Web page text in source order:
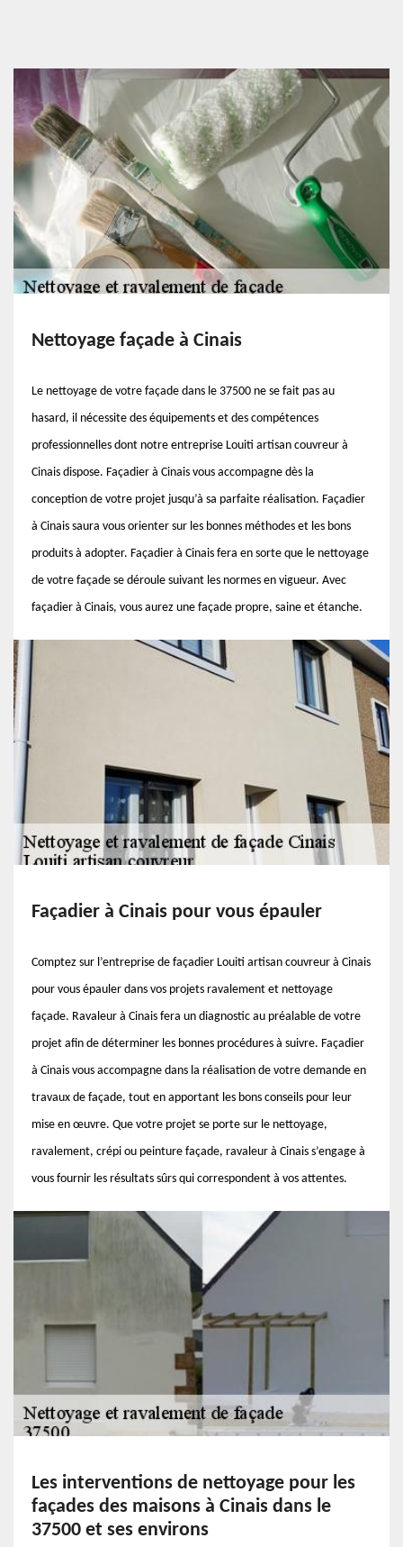
Nettoyage façade à Cinais
Le nettoyage de votre façade dans le 37500 ne se fait pas au
hasard, il nécessite des équipements et des compétences
professionnelles dont notre entreprise Louiti artisan couvreur à
Cinais dispose. Façadier à Cinais vous accompagne dès la
conception de votre projet jusqu’à sa parfaite réalisation. Façadier
à Cinais saura vous orienter sur les bonnes méthodes et les bons
produits à adopter. Façadier à Cinais fera en sorte que le nettoyage
de votre façade se déroule suivant les normes en vigueur. Avec
façadier à Cinais, vous aurez une façade propre, saine et étanche.
Façadier à Cinais pour vous épauler
Comptez sur l’entreprise de façadier Louiti artisan couvreur à Cinais
pour vous épauler dans vos projets ravalement et nettoyage
façade. Ravaleur à Cinais fera un diagnostic au préalable de votre
projet afin de déterminer les bonnes procédures à suivre. Façadier
à Cinais vous accompagne dans la réalisation de votre demande en
travaux de façade, tout en apportant les bons conseils pour leur
mise en œuvre. Que votre projet se porte sur le nettoyage,
ravalement, crépi ou peinture façade, ravaleur à Cinais s’engage à
vous fournir les résultats sûrs qui correspondent à vos attentes.
Les interventions de nettoyage pour les
façades des maisons à Cinais dans le
37500 et ses environs